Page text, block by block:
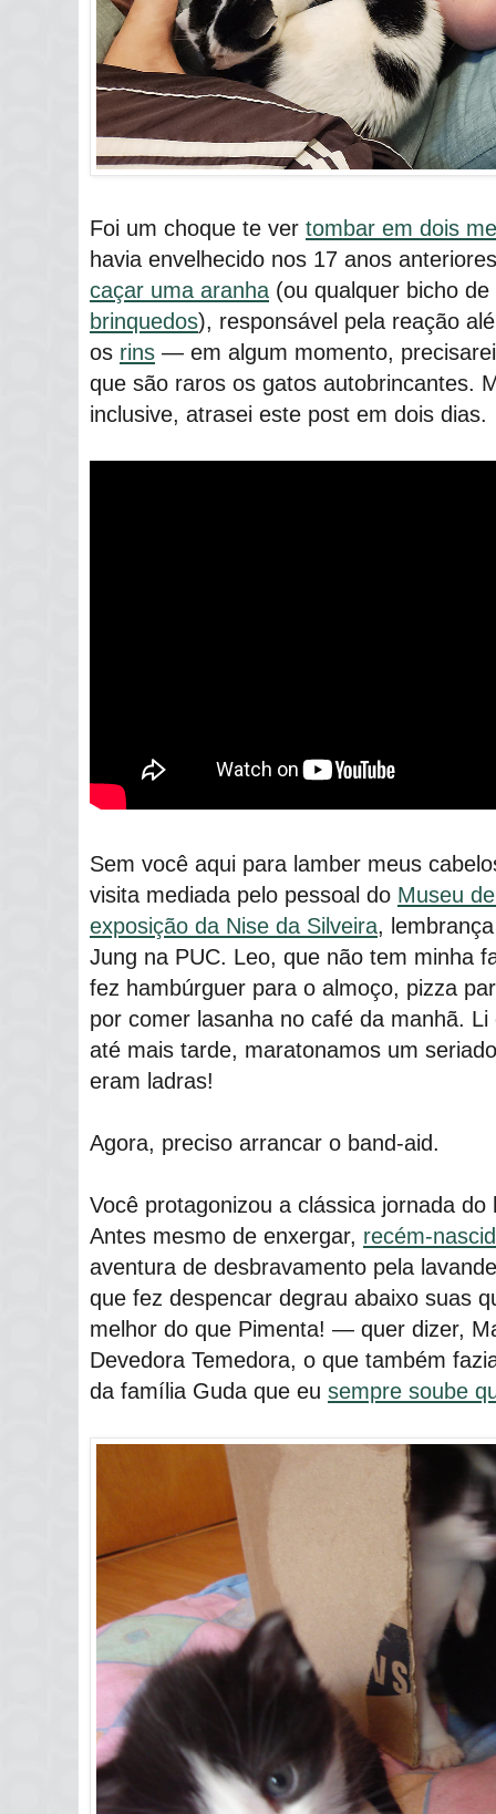
Foi um choque te ver tombar em dois
havia envelhecido nos 17 anos
caçar uma aranha (ou qualquer bicho
brinquedos), responsável pela reação
os rins ― em algum momento,
que são raros os gatos autobrincantes.
inclusive, atrasei este post em dois dias.
Sem você aqui para lamber meus
visita mediada pelo pessoal do Museu
exposição da Nise da Silveira,
Jung na PUC. Leo, que não tem minha
fez hambúrguer para o almoço, pizza
por comer lasanha no café da manhã.
até mais tarde, maratonamos um
eram ladras!
Agora, preciso arrancar o band-aid.
Você protagonizou a clássica jornada
Antes mesmo de enxergar, recém-
aventura de desbravamento pela
que fez despencar degrau abaixo suas
melhor do que Pimenta! ― quer dizer,
Devedora Temedora, o que também
da família Guda que eu sempre soube